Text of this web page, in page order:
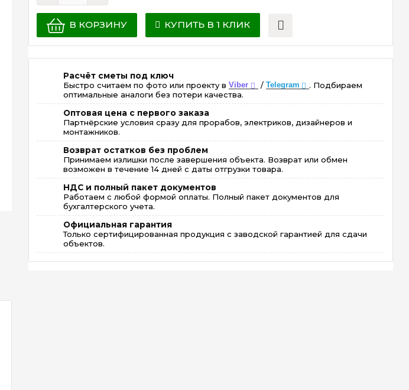
В КОРЗИНУ КУПИТЬ В 1 КЛИК
Расчёт сметы под ключ
Быстро считаем по фото или проекту вViber / Telegram
. Подбираем
оптимальные аналоги без потери качества.
Оптовая цена с первого заказа
Партнёрские условия сразу для прорабов, электриков, дизайнеров и
монтажников.
Возврат остатков без проблем
Принимаем излишки после завершения объекта. Возврат или обмен
возможен в течение 14 дней с даты отгрузки товара.
НДС и полный пакет документов
Работаем с любой формой оплаты. Полный пакет документов для
бухгалтерского учета.
Официальная гарантия
Только сертифицированная продукция с заводской гарантией для сдачи
объектов.